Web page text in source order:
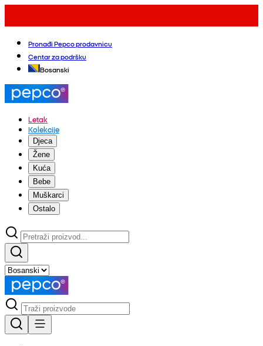
Pronađi Pepco prodavnicu
Centar za podršku
Bosanski
Letak
Kolekcije
Djeca
Žene
Kuća
Bebe
Muškarci
Ostalo